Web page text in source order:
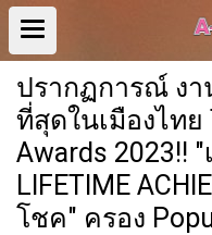
ปรากฏการณ์ ง
ที่สุดในเมืองไทย
Awards 2023!!
LIFETIME
โชค" ครอง